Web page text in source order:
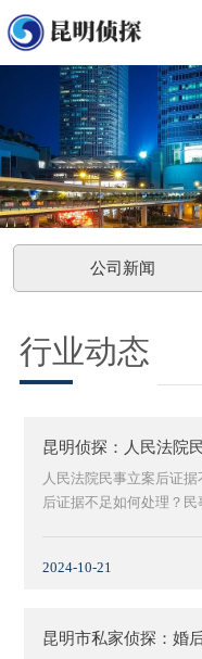
公司新闻
行业动态
昆明侦探：人民法院
人民法院民事立案后证
后证据不足如何处理？
2024-10-21